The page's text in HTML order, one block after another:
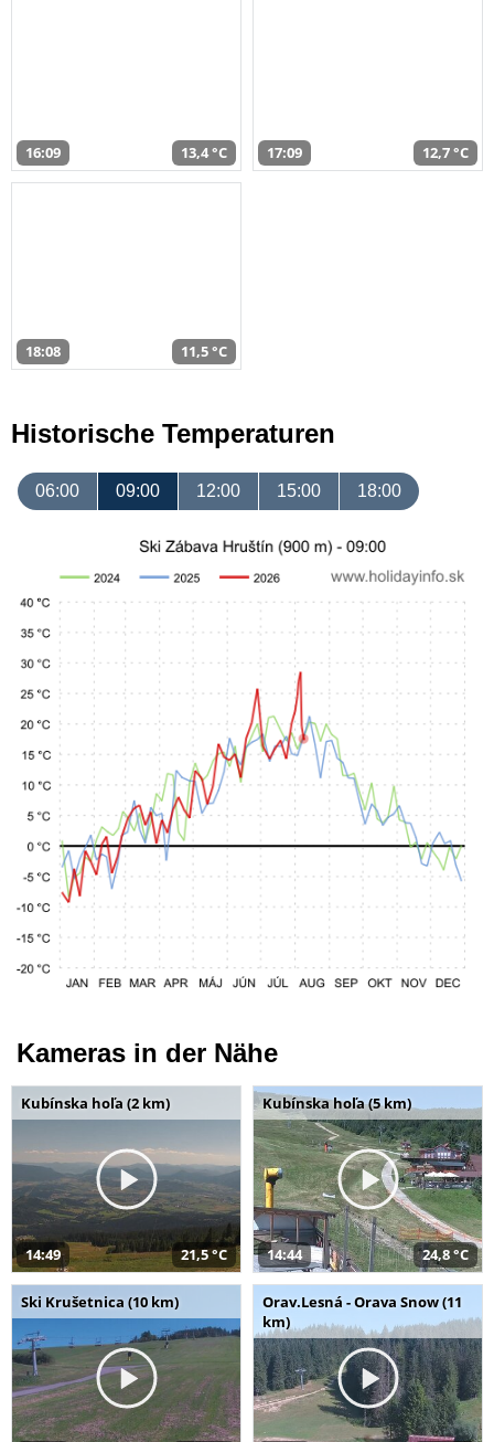
16:09 13,4 °C 17:09 12,7 °C
18:08 11,5 °C
Historische Temperaturen
06:00 09:00 12:00 15:00 18:00
Kameras in der Nähe
Kubínska hoľa (2 km)
14:49 21,5 °C
Kubínska hoľa (5 km)
14:44 24,8 °C
Ski Krušetnica (10 km)
Orav.Lesná - Orava Snow (11
km)